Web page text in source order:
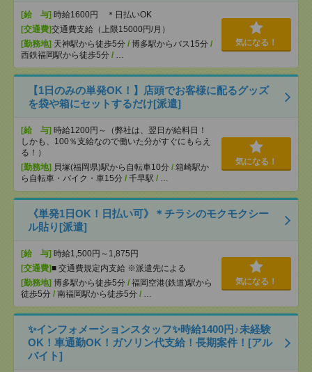
[給 与] 時給1600円 ＊日払いOK
[交通費]交通費支給（上限15000円/月）
[勤務地] 天神駅から徒歩5分 / 博多駅からバス15分 /
西鉄福岡駅から徒歩5分 / …
気になる！
【1日のみの単発OK！】店頭でお客様に配るグッズ
を袋や箱にセットするだけ[派遣]
[給 与] 時給1200円～（弊社は、翌日が給料日！
しかも、100％支給なので働いた分がすぐにもらえ
る！）
[勤務地] 貝塚(福岡県)駅から自転車10分 / 箱崎駅か
ら自転車・バイク・車15分 / 千早駅 / …
気になる！
《単発1日OK！日払い可》＊チラシのモクモクシー
ル貼り[派遣]
[給 与] 時給1,500円～1,875円
[交通費]■ 交通費規定内支給 ※派遣先による
[勤務地] 博多駅から徒歩5分 / 福岡空港(鉄道)駅から
徒歩5分 / 南福岡駅から徒歩5分 / …
気になる！
✨インフォメーションスタッフ✨時給1400円♪未経験
OK！車通勤OK！ガソリン代支給！長期案件！[アル
バイト]